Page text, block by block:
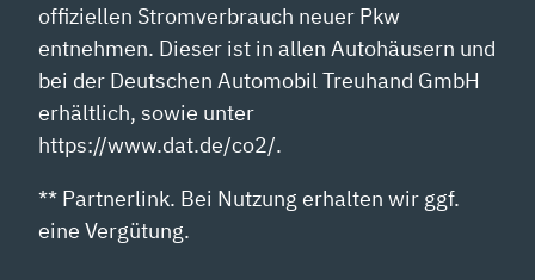
offiziellen Stromverbrauch neuer Pkw
entnehmen. Dieser ist in allen Autohäusern und
bei der Deutschen Automobil Treuhand GmbH
erhältlich, sowie unter
https://www.dat.de/co2/.
** Partnerlink. Bei Nutzung erhalten wir ggf.
eine Vergütung.